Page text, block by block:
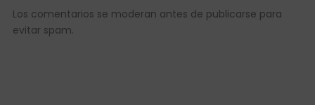
Los comentarios se moderan antes de publicarse para
evitar spam.